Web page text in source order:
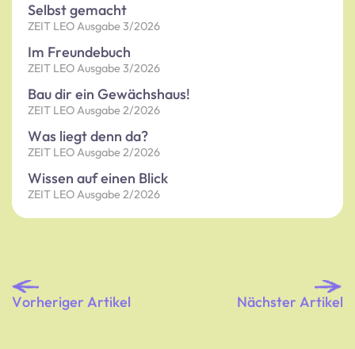
Selbst gemacht
ZEIT LEO Ausgabe 3/2026
Im Freundebuch
ZEIT LEO Ausgabe 3/2026
Bau dir ein Gewächshaus!
ZEIT LEO Ausgabe 2/2026
Was liegt denn da?
ZEIT LEO Ausgabe 2/2026
Wissen auf einen Blick
ZEIT LEO Ausgabe 2/2026
Vorheriger Artikel Nächster Artikel